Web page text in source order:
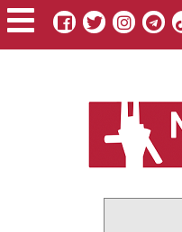
Vés
al
contingut